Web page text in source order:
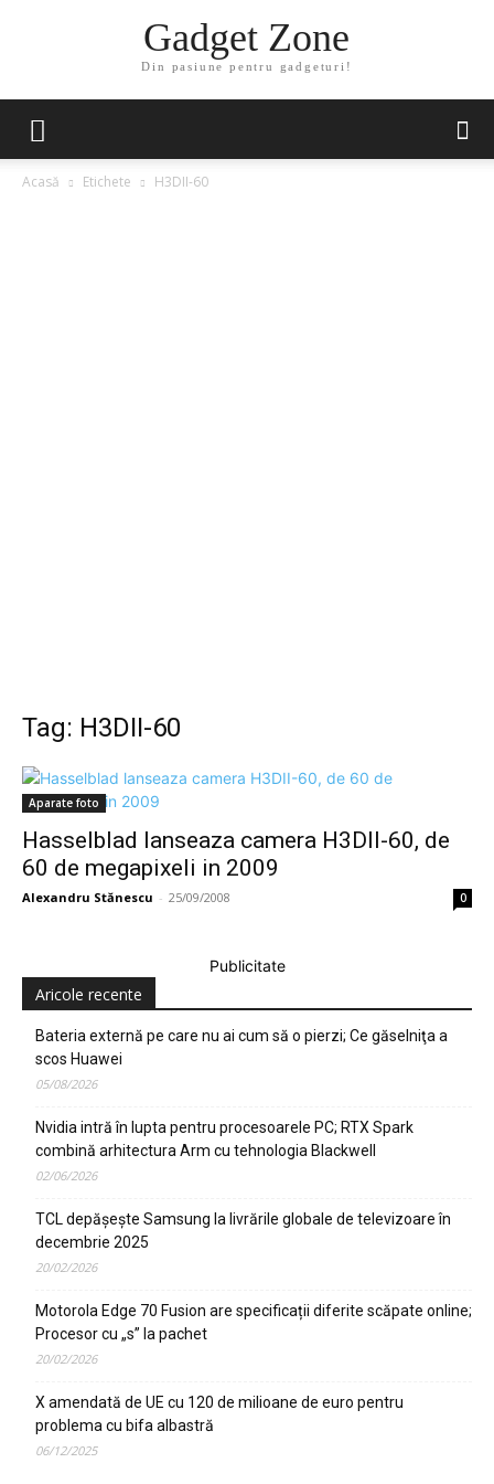
Gadget Zone
Din pasiune pentru gadgeturi!
Acasă Etichete H3DII-60
Tag: H3DII-60
Aparate foto
Hasselblad lanseaza camera H3DII-60, de
60 de megapixeli in 2009
Alexandru Stănescu - 25/09/2008 0
Publicitate
Aricole recente
Bateria externă pe care nu ai cum să o pierzi; Ce găselniţa a
scos Huawei
05/08/2026
Nvidia intră în lupta pentru procesoarele PC; RTX Spark
combină arhitectura Arm cu tehnologia Blackwell
02/06/2026
TCL depășește Samsung la livrările globale de televizoare în
decembrie 2025
20/02/2026
Motorola Edge 70 Fusion are specificații diferite scăpate online;
Procesor cu „s” la pachet
20/02/2026
X amendată de UE cu 120 de milioane de euro pentru
problema cu bifa albastră
06/12/2025